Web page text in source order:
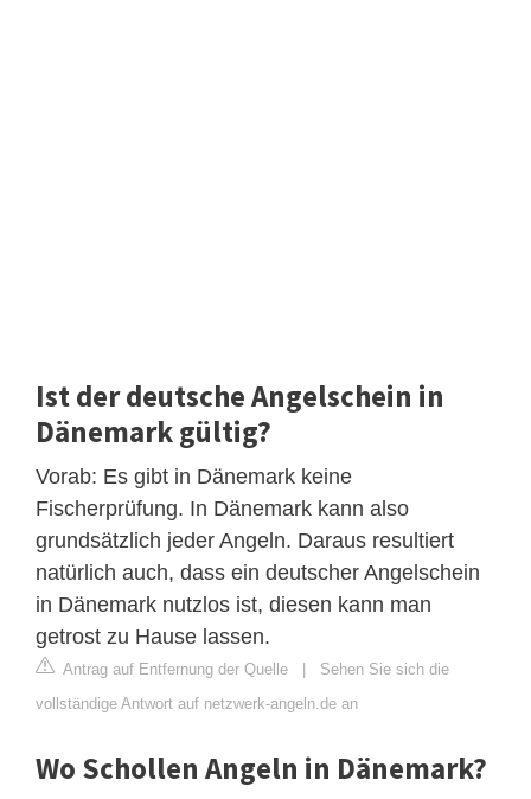
Ist der deutsche Angelschein in
Dänemark gültig?
Vorab: Es gibt in Dänemark keine
Fischerprüfung. In Dänemark kann also
grundsätzlich jeder Angeln. Daraus resultiert
natürlich auch, dass ein deutscher Angelschein
in Dänemark nutzlos ist, diesen kann man
getrost zu Hause lassen.
Antrag auf Entfernung der Quelle | Sehen Sie sich die
vollständige Antwort auf netzwerk-angeln.de an
Wo Schollen Angeln in Dänemark?